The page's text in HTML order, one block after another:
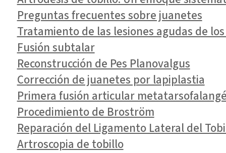
Preguntas frecuentes sobre juanetes
Tratamiento de las lesiones agudas de
Fusión subtalar
Reconstrucción de Pes Planovalgus
Corrección de juanetes por lapiplastia
Primera fusión articular
Procedimiento de Broström
Reparación del Ligamento Lateral del
Artroscopia de tobillo